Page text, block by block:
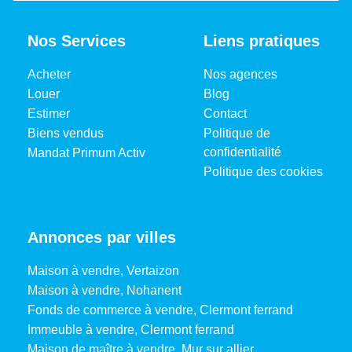
annuelles d'énergie
Surface de référence 121.2
Montant estimé des dépenses annuelles d'énergie pour
Nos Services
Acheter
Louer
Estimer
Biens vendus
Mandat Primum Activ
Liens pratiques
Nos agences
Blog
Contact
Politique de
confidentialité
Politique des cookies
Annonces par villes
Maison à vendre, Vertaizon
Maison à vendre, Nohanent
Fonds de commerce à vendre, Clermont ferrand
Immeuble à vendre, Clermont ferrand
Maison de maître à vendre, Mur sur allier